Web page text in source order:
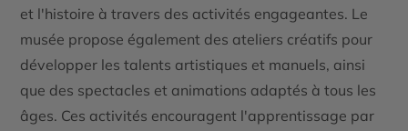
et l'histoire à travers des activités engageantes. Le
musée propose également des ateliers créatifs pour
développer les talents artistiques et manuels, ainsi
que des spectacles et animations adaptés à tous les
âges. Ces activités encouragent l'apprentissage par